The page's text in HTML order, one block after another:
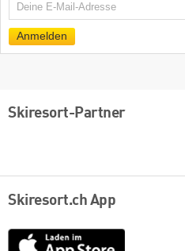
E-
Anmelden
Skiresort-Partner
Skiresort.ch App
App